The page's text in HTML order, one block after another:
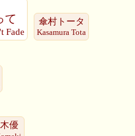
て
Fade
傘村トータ
Kasamura Tota
優